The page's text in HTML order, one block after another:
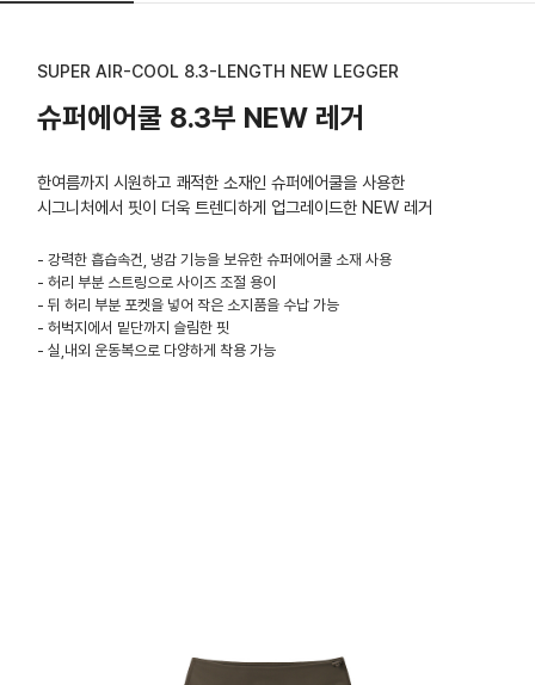
SUPER AIR-COOL 8.3-LENGTH NEW LEGGER
슈퍼에어쿨 8.3부 NEW 레거
한여름까지 시원하고 쾌적한 소재인 슈퍼에어쿨을 사용한
시그니처에서 핏이 더욱 트렌디하게 업그레이드한 NEW 레거
- 강력한 흡습속건, 냉감 기능을 보유한 슈퍼에어쿨 소재 사용
- 허리 부분 스트링으로 사이즈 조절 용이
- 뒤 허리 부분 포켓을 넣어 작은 소지품을 수납 가능
- 허벅지에서 밑단까지 슬림한 핏
- 실,내외 운동복으로 다양하게 착용 가능